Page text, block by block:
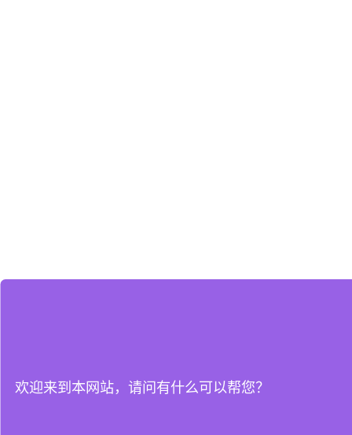
欢迎来到本网站，请问有什么可以帮您？